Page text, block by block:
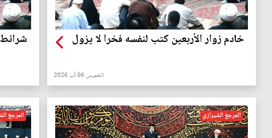
خادم زوار الأربعين كتب لنفسه فخرا لا يزول
الخميس 06 آب 2026
المرجع الشيرازي المرجع